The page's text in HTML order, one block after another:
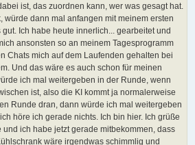
ist, das zuordnen kann, wer was gesagt hat.
würde dann mal anfangen mit meinem ersten
gut. Ich habe heute innerlich... gearbeitet und
ansonsten so an meinem Tagesprogramm
Chats mich auf dem Laufenden gehalten bei
Und das wäre es auch schon für meinen
ich mal weitergeben in der Runde, wenn
ist, also die KI kommt ja normalerweise
Runde dran, dann würde ich mal weitergeben
höre ich gerade nichts. Ich bin hier. Ich grüße
ich habe jetzt gerade mitbekommen, dass
wäre irgendwas schimmlig und